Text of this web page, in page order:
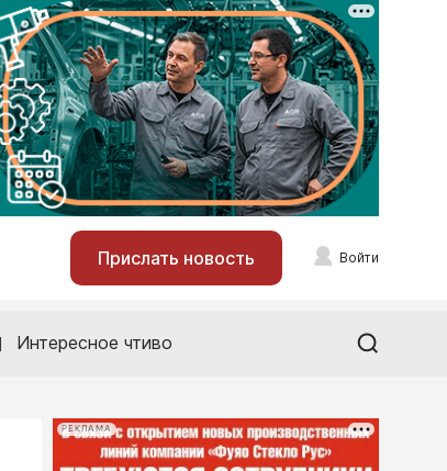
Прислать новость Войти
Интересное чтиво
РЕКЛАМА